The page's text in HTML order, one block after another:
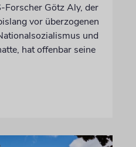
Götz Aly, der
vor überzogenen
und
hat offenbar seine